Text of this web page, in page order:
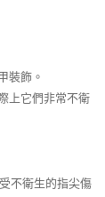
裝飾。
上它們非常不衛
不衛生的指尖傷